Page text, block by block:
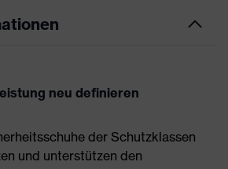
neu definieren
der Schutzklassen
und unterstützen den